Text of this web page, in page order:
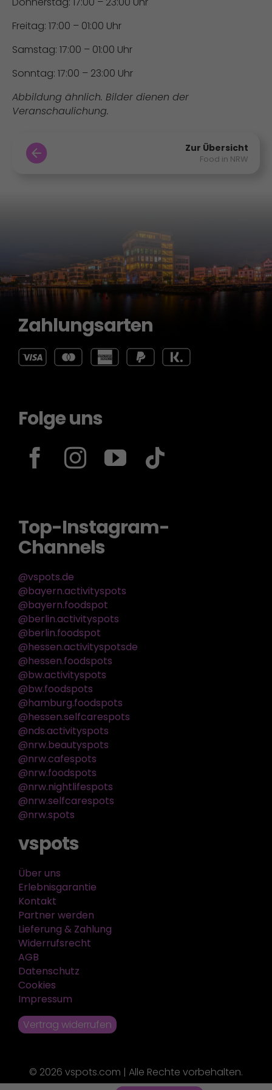
Freitag: 17:00 – 01:00 Uhr
Samstag: 17:00 – 01:00 Uhr
Sonntag: 17:00 – 23:00 Uhr
Abbildung ähnlich. Bilder dienen der
Veranschaulichung.
Zur Übersicht
Food in NRW
Zahlungsarten
Folge uns
Top-Instagram-
Channels
@vspots.de
@bayern.activityspots
@bayern.foodspot
@berlin.activityspots
@berlin.foodspot
@hessen.activityspotsde
@hessen.foodspots
@bw.activityspots
@bw.foodspots
@hamburg.foodspots
@hessen.selfcarespots
@nds.activityspots
@nrw.beautyspots
@nrw.cafespots
@nrw.foodspots
@nrw.nightlifespots
@nrw.selfcarespots
@nrw.spots
vspots
Über uns
Erlebnisgarantie
Kontakt
Partner werden
Lieferung & Zahlung
Widerrufsrecht
AGB
Datenschutz
Cookies
Impressum
Vertrag widerrufen
© 2026 vspots.com | Alle Rechte vorbehalten.